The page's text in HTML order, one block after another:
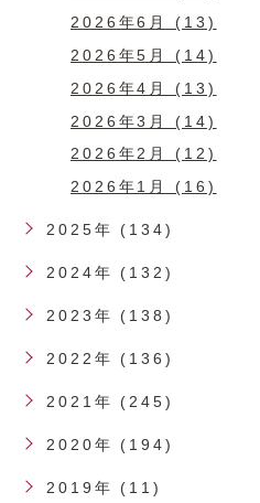
2026年6月 (13)
2026年5月 (14)
2026年4月 (13)
2026年3月 (14)
2026年2月 (12)
2026年1月 (16)
2025年 (134)
2024年 (132)
2023年 (138)
2022年 (136)
2021年 (245)
2020年 (194)
2019年 (11)